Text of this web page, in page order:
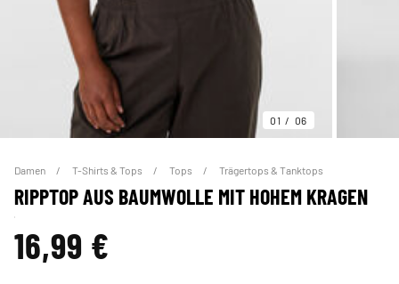
01 06
Damen T-Shirts & Tops Tops Trägertops & Tanktops
RIPPTOP AUS BAUMWOLLE MIT HOHEM KRAGEN
16,99 €